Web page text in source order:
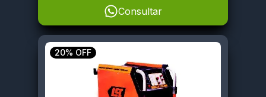
Consultar
20% OFF